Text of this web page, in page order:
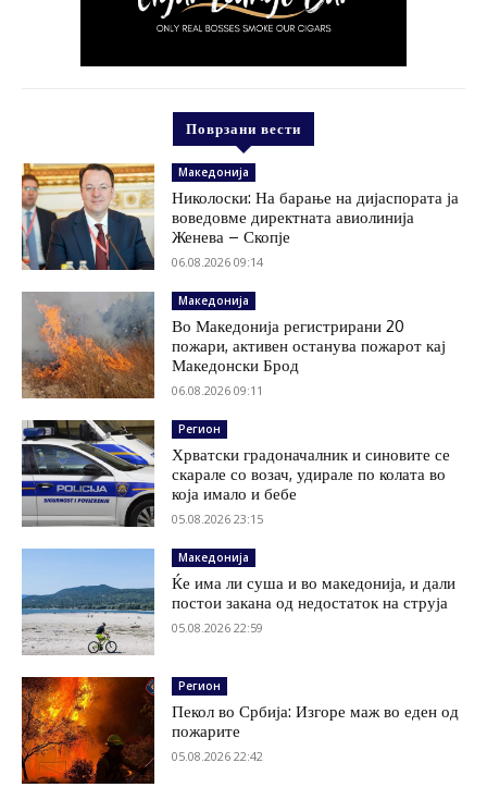
Поврзани вести
Македонија
Николоски: На барање на дијаспората ја
воведовме директната авиолинија
Женева – Скопје
06.08.2026 09:14
Македонија
Во Македонија регистрирани 20
пожари, активен останува пожарот кај
Македонски Брод
06.08.2026 09:11
Регион
Хрватски градоначалник и синовите се
скарале со возач, удирале по колата во
која имало и бебе
05.08.2026 23:15
Македонија
Ќе има ли суша и во македонија, и дали
постои закана од недостаток на струја
05.08.2026 22:59
Регион
Пекол во Србија: Изгоре маж во еден од
пожарите
05.08.2026 22:42